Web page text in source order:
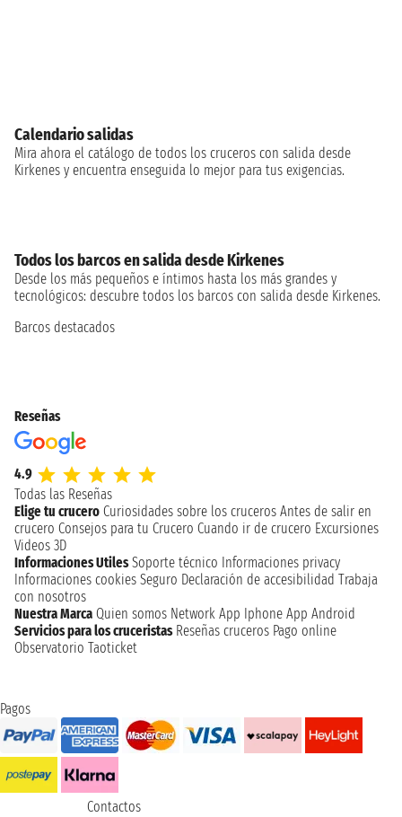
Calendario salidas
Mira ahora el catálogo de todos los cruceros con salida desde
Kirkenes y encuentra enseguida lo mejor para tus exigencias.
Todos los barcos en salida desde Kirkenes
Desde los más pequeños e íntimos hasta los más grandes y
tecnológicos: descubre todos los barcos con salida desde Kirkenes.
Barcos destacados
Reseñas
4.9
Todas las Reseñas
Elige tu crucero Curiosidades sobre los cruceros Antes de salir en
crucero Consejos para tu Crucero Cuando ir de crucero Excursiones
Videos 3D
Informaciones Utiles Soporte técnico Informaciones privacy
Informaciones cookies Seguro Declaración de accesibilidad Trabaja
con nosotros
Nuestra Marca Quien somos Network App Iphone App Android
Servicios para los cruceristas Reseñas cruceros Pago online
Observatorio Taoticket
Pagos
Contactos